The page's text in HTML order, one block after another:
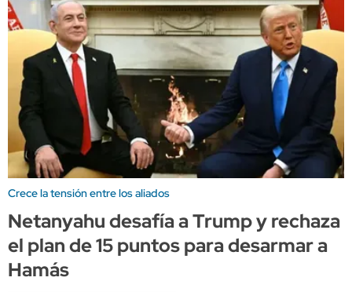
Crece la tensión entre los aliados
Netanyahu desafía a Trump y rechaza
el plan de 15 puntos para desarmar a
Hamás